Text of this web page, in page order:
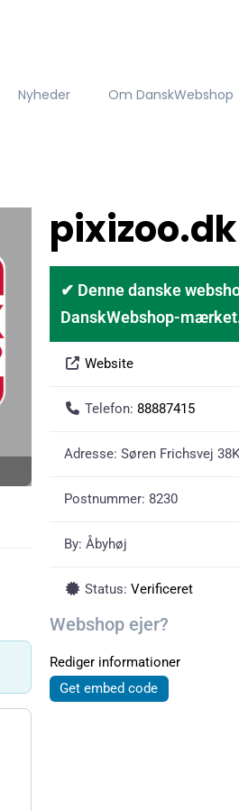
Nyheder Om DanskWebshop
pixizoo.dk
✔ Denne danske
DanskWebshop-
Website
Telefon: 88887415
Adresse: Søren Frichsvej
Postnummer: 8230
By: Åbyhøj
Status: Verificeret
Webshop ejer?
Rediger informationer
Get embed code